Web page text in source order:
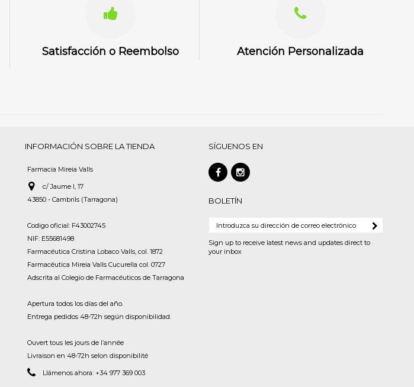
Satisfacción o Reembolso Atención Personalizada
INFORMACIÓN SOBRE LA TIENDA
Farmacia Mireia Valls
c/ Jaume I, 17
43850 - Cambrils (Tarragona)
Codigo oficial: F43002745
NIF: E55681498
Farmacéutica Cristina Lobaco Valls, col. 1872
Farmacéutica Mireia Valls Cucurella col. 0727
Adscrita al Colegio de Farmacéuticos de Tarragona
Apertura todos los días del año.
Entrega pedidos 48-72h según disponibilidad.
Ouvert tous les jours de l’année
Livraison en 48-72h selon disponibilité
Llámenos ahora: +34 977 369 003
SÍGUENOS EN
BOLETÍN
Sign up to receive latest news and updates direct to
your inbox